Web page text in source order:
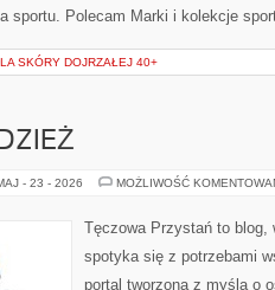
sportu. Polecam Marki i kolekcje
SKÓRY DOJRZAŁEJ 40+
- 23 - 2026 MOŻLIWOŚĆ
Tęczowa Przystań to
spotyka się z potrzebami
portal tworzona z myślą o